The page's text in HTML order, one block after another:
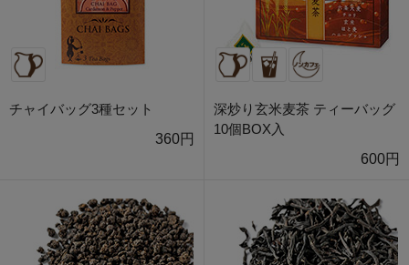
チャイバッグ3種セット
360円
深炒り玄米麦茶 ティーバッグ
10個BOX入
600円